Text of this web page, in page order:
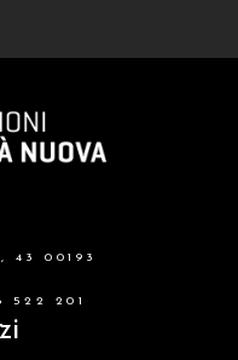
43 00193
522 201